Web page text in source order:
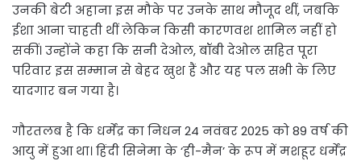
उनकी बेटी अहाना इस मौके पर उनके साथ मौजूद थीं, जबकि
ईशा आना चाहती थीं लेकिन किसी कारणवश शामिल नहीं हो
सकीं। उन्होंने कहा कि सनी देओल, बॉबी देओल सहित पूरा
परिवार इस सम्मान से बेहद खुश हैं और यह पल सभी के लिए
यादगार बन गया है।
गौरतलब है कि धर्मेंद्र का निधन 24 नवंबर 2025 को 89 वर्ष की
आयु में हुआ था। हिंदी सिनेमा के ‘ही-मैन’ के रूप में मशहूर धर्मेंद्र